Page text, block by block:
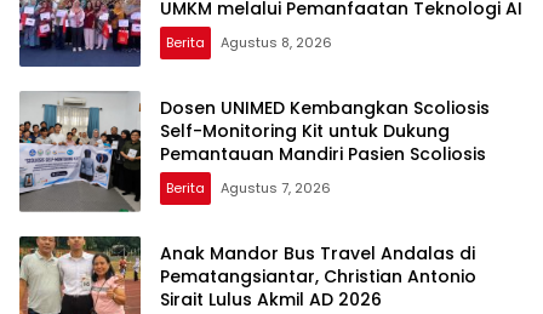
UMKM melalui Pemanfaatan Teknologi AI
Berita Agustus 8, 2026
Dosen UNIMED Kembangkan Scoliosis
Self-Monitoring Kit untuk Dukung
Pemantauan Mandiri Pasien Scoliosis
Berita Agustus 7, 2026
Anak Mandor Bus Travel Andalas di
Pematangsiantar, Christian Antonio
Sirait Lulus Akmil AD 2026